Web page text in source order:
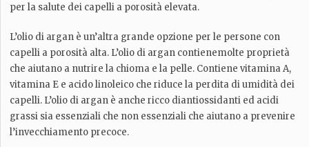
per la salute dei capelli a porosità elevata.
L’olio di argan è un’altra grande opzione per le persone con
capelli a porosità alta. L’olio di argan contienemolte proprietà
che aiutano a nutrire la chioma e la pelle. Contiene vitamina A,
vitamina E e acido linoleico che riduce la perdita di umidità dei
capelli. L’olio di argan è anche ricco diantiossidanti ed acidi
grassi sia essenziali che non essenziali che aiutano a prevenire
l’invecchiamento precoce.